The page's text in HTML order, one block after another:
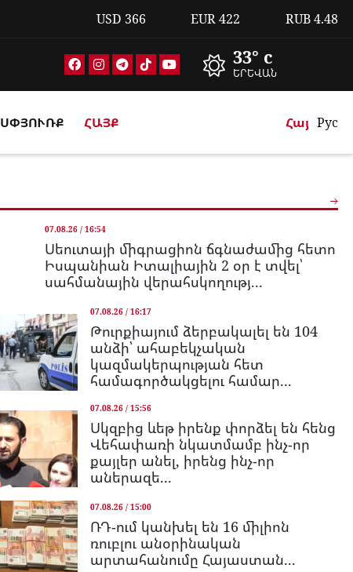
USD 366 EUR422 RUB4.48
33° c
ԵՐԵՎԱՆ
ՍՓՅՈՒՌՔ ՀԱՅՔ Հայ Рус
07.08.26 / 16:54
Սեուտայի միգրացիոն ճգնաժամից հետո
Իսպանիան Իտալիային 2 օր է տվել՝
սահմանային վերահսկողությ...
07.08.26 / 16:17
Թուրքիայում ձերբակալել են 104
անձի՝ ահաբեկչական
կազմակերպության հետ
համագործակցելու համար...
07.08.26 / 15:56
Սկզբից ևեթ իրենք փորձել են հենց
Վեհափառի նկատմամբ ինչ-որ
քայլեր անել, իրենց ինչ-որ
աներազե...
07.08.26 / 15:00
ՌԴ-ում կանխել են 16 միլիոն
ռուբլու անօրինական
արտահանումը Հայաստան...